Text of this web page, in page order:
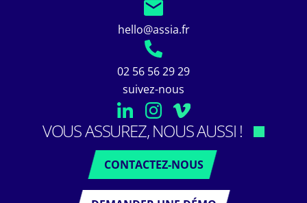
hello@assia.fr
02 56 56 29 29
suivez-nous
VOUS ASSUREZ, NOUS AUSSI !
CONTACTEZ-NOUS